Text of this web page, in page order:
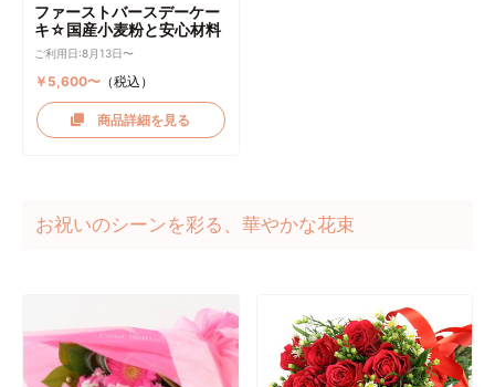
ファーストバースデーケー
キ☆国産小麦粉と安心材料
ご利用日:8月13日〜
￥5,600〜（税込）
商品詳細を見る
お祝いのシーンを彩る、華やかな花束